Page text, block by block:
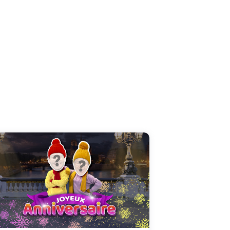
Devenez les meilleurs danseurs pour